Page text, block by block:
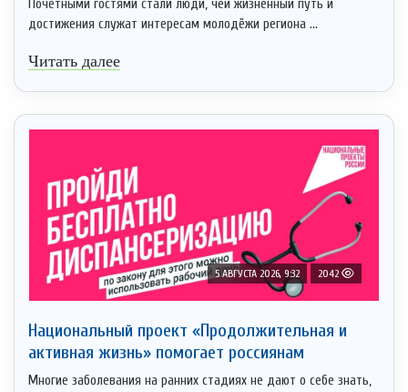
Почётными гостями стали люди, чей жизненный путь и
достижения служат интересам молодёжи региона ...
Читать далее
5 АВГУСТА 2026, 9:32 2042
Национальный проект «Продолжительная и
активная жизнь» помогает россиянам
Многие заболевания на ранних стадиях не дают о себе знать,